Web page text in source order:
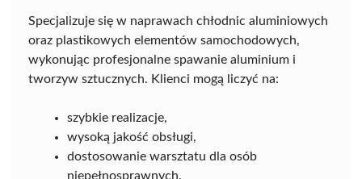
Specjalizuje się w naprawach chłodnic aluminiowych
oraz plastikowych elementów samochodowych,
wykonując profesjonalne spawanie aluminium i
tworzyw sztucznych. Klienci mogą liczyć na:
szybkie realizacje,
wysoką jakość obsługi,
dostosowanie warsztatu dla osób
niepełnosprawnych.